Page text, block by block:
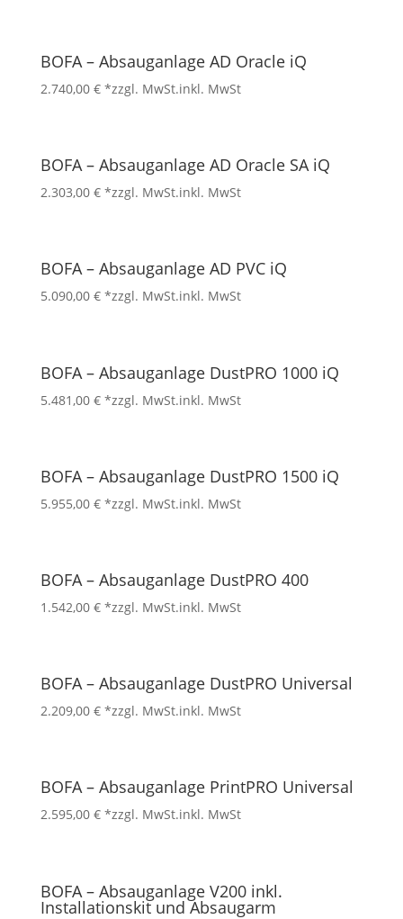
BOFA – Absauganlage AD Oracle iQ
2.740,00 € *zzgl. MwSt.inkl. MwSt
BOFA – Absauganlage AD Oracle SA iQ
2.303,00 € *zzgl. MwSt.inkl. MwSt
BOFA – Absauganlage AD PVC iQ
5.090,00 € *zzgl. MwSt.inkl. MwSt
BOFA – Absauganlage DustPRO 1000 iQ
5.481,00 € *zzgl. MwSt.inkl. MwSt
BOFA – Absauganlage DustPRO 1500 iQ
5.955,00 € *zzgl. MwSt.inkl. MwSt
BOFA – Absauganlage DustPRO 400
1.542,00 € *zzgl. MwSt.inkl. MwSt
BOFA – Absauganlage DustPRO Universal
2.209,00 € *zzgl. MwSt.inkl. MwSt
BOFA – Absauganlage PrintPRO Universal
2.595,00 € *zzgl. MwSt.inkl. MwSt
BOFA – Absauganlage V200 inkl.
Installationskit und Absaugarm